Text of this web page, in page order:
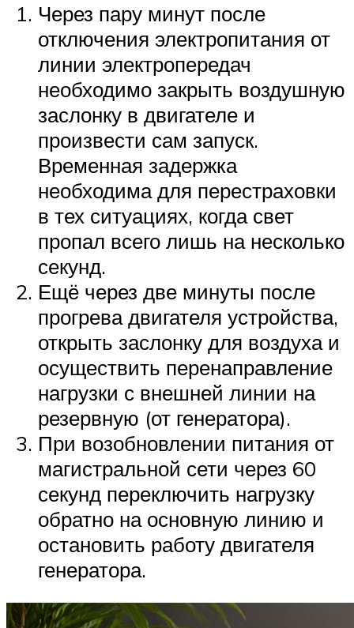
Через пару минут после
отключения электропитания от
линии электропередач
необходимо закрыть воздушную
заслонку в двигателе и
произвести сам запуск.
Временная задержка
необходима для перестраховки
в тех ситуациях, когда свет
пропал всего лишь на несколько
секунд.
Ещё через две минуты после
прогрева двигателя устройства,
открыть заслонку для воздуха и
осуществить перенаправление
нагрузки с внешней линии на
резервную (от генератора).
При возобновлении питания от
магистральной сети через 60
секунд переключить нагрузку
обратно на основную линию и
остановить работу двигателя
генератора.